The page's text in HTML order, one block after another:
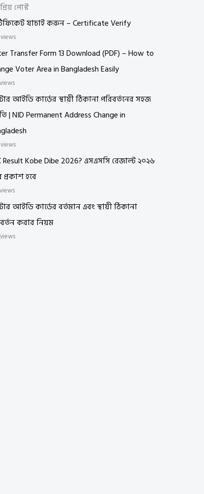
পোস্ট
যাচাই করুন – Certificate Verify
Transfer Form 13 Download (PDF) – How to
Voter Area in Bangladesh Easily
আইডি কার্ডের স্থায়ী ঠিকানা পরিবর্তনের সহজ
| NID Permanent Address Change in
Result Kobe Dibe 2026? এসএসসি রেজাল্ট ২০২৬
প্রকাশ হবে
আইডি কার্ডের বর্তমান এবং স্থায়ী ঠিকানা
করার নিয়ম